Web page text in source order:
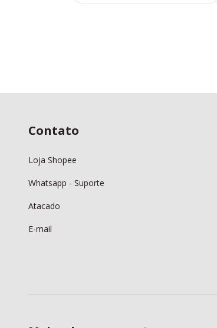
Contato
Loja Shopee
Whatsapp - Suporte
Atacado
E-mail